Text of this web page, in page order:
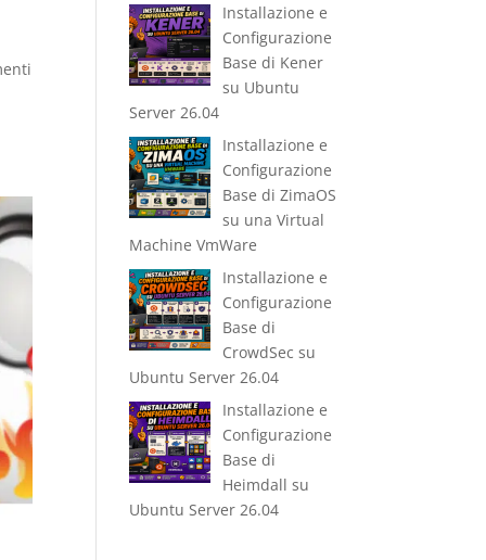
Installazione e
Configurazione
Base di Kener
su Ubuntu
Server 26.04
Installazione e
Configurazione
Base di ZimaOS
su una Virtual
Machine VmWare
Installazione e
Configurazione
Base di
CrowdSec su
Ubuntu Server 26.04
Installazione e
Configurazione
Base di
Heimdall su
Ubuntu Server 26.04